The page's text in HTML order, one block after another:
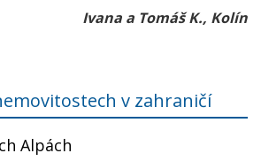
Ivana a Tomáš K., Kolín
v zahraničí
Alpách